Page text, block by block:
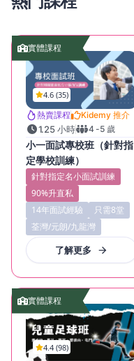
4.6 (35)
熱賣課程
Kidemy 推介
1.25 小時 4-5 歲
小一面試專校班（針對指
定學校訓練）
針對指定名小面試訓練
90%升直私
14年面試經驗
只需8堂
荃灣/元朗/九龍灣
了解更多
實體課程
4.4 (98)
實體課程